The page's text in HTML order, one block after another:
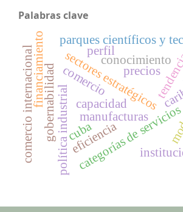
Palabras clave
categorías de servicios
manufacturas
política industrial
sectores estratégicos
capacidad
conocimiento
parques científicos y
gobernabilidad
financiamiento
comercio internacional precios
eficiencia
perfil
comercio
cuba